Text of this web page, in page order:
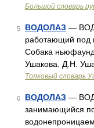
Большой словарь
5 ВОДОЛАЗ —
работающий под
Собака
Ушакова. Д.Н.
Толковый словарь
6 ВОДОЛАЗ —
занимающийся